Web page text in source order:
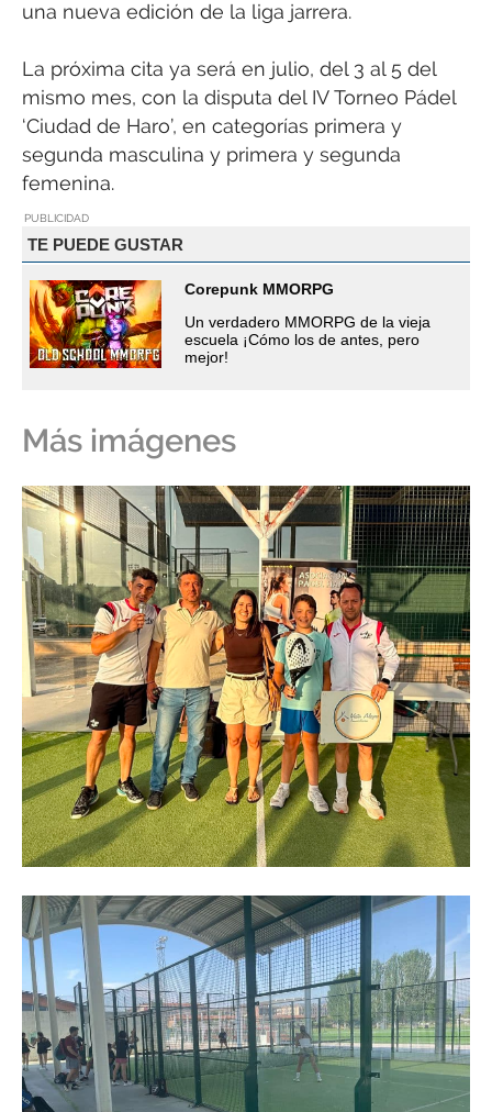
una nueva edición de la liga jarrera.
La próxima cita ya será en julio, del 3 al 5 del
mismo mes, con la disputa del IV Torneo Pádel
‘Ciudad de Haro’, en categorías primera y
segunda masculina y primera y segunda
femenina.
PUBLICIDAD
TE PUEDE GUSTAR
Corepunk MMORPG
Un verdadero MMORPG de la vieja
escuela ¡Cómo los de antes, pero
mejor!
Más imágenes